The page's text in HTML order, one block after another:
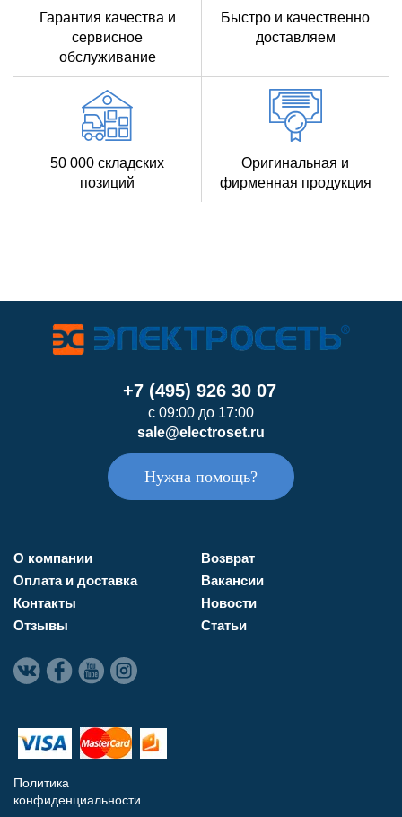
Гарантия качества и
сервисное
обслуживание
Быстро и качественно
доставляем
50 000 складских
позиций
Оригинальная и
фирменная продукция
+7 (495) 926 30 07
с 09:00 до 17:00
sale@electroset.ru
Нужна помощь?
О компании
Оплата и доставка
Контакты
Отзывы
Возврат
Вакансии
Новости
Статьи
Политика
конфиденциальности